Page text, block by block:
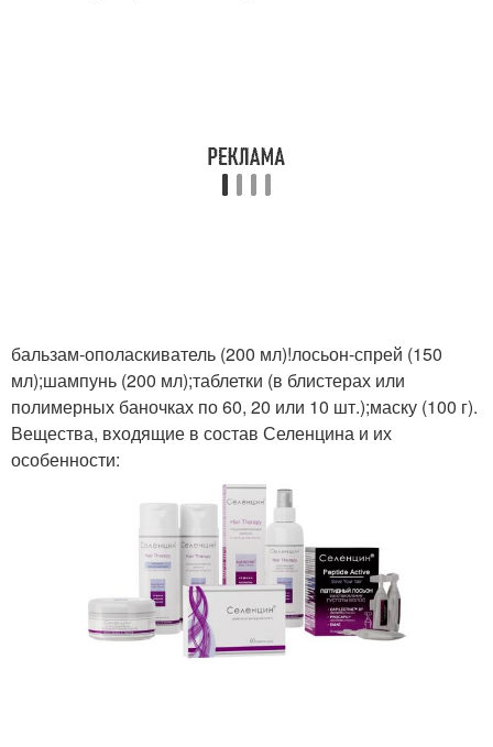
бальзам-ополаскиватель (200 мл)!лосьон-спрей (150
мл);шампунь (200 мл);таблетки (в блистерах или
полимерных баночках по 60, 20 или 10 шт.);маску (100 г).
Вещества, входящие в состав Селенцина и их
особенности: